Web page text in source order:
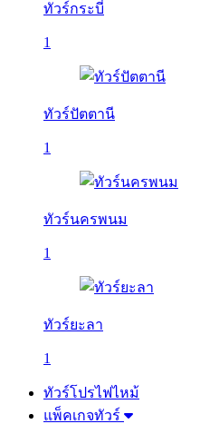
ทัวร์กระบี่
1
ทัวร์ปัตตานี
1
ทัวร์นครพนม
1
ทัวร์ยะลา
1
ทัวร์โปรไฟไหม้
แพ็คเกจทัวร์